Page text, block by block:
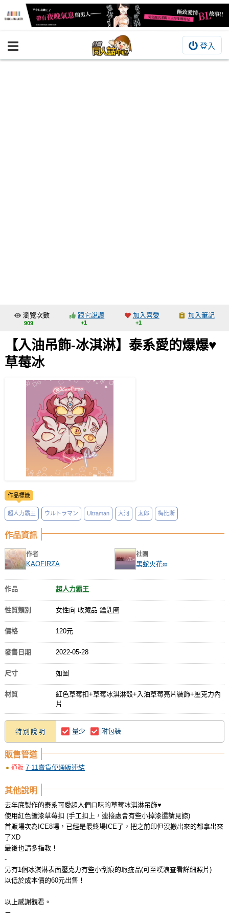
登入
BOOKY書集倉庫
交流中心
攤位轉讓區
會員功能選單
註冊會員
登入
瀏覽次數
909
跟它說讚
+1
加入喜愛
+1
加入筆記
【入油吊飾-冰淇淋】泰系愛的爆爆♥
草莓冰
作品標籤
超人力霸王 ウルトラマン Ultraman 大河 太郎 梅比斯
作品資訊
作者
KAOFIRZA
社團
黑蛇火花∞
作品 超人力霸王
性質類別 女性向 收藏品 鑰匙圈
價格 120元
發售日期 2022-05-28
尺寸 如圖
材質
紅色草莓扣+草莓冰淇淋殼+入油草莓亮片裝飾+壓克力內
片
特別說明 量少 附包裝
販售管道
通販 7-11賣貨便通販連結
其他說明
去年底製作的泰系可愛超人們口味的草莓冰淇淋吊飾♥
使用紅色鍍漆草莓扣 (手工扣上，連接處會有些小掉漆還請見諒)
首販場次為ICE8場，已經是最終場ICE了，把之前印但沒搬出來的都拿出來
了XD
最後也請多指教！
-
另有1個冰淇淋表面壓克力有些小刮痕的瑕疵品(可至噗浪查看詳細照片)
以低於成本價的60元出售！
以上感謝觀看。
－